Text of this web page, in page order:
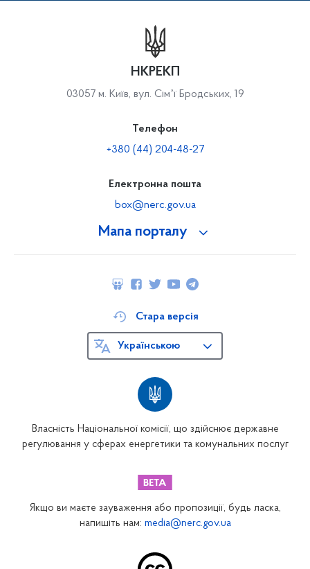
Мапа порталу
НКРЕКП
03057 м. Київ, вул. Сімʼї Бродських, 19
Телефон
+380 (44) 204-48-27
Електронна пошта
box@nerc.gov.ua
Власність Національної комісії, що здійснює державне
регулювання у сферах енергетики та комунальних послуг
Стара версія
Українською
Якщо ви маєте зауваження або пропозиції, будь ласка,
напишіть нам: media@nerc.gov.ua